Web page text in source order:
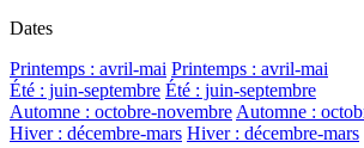
Dates
Printemps : avril-mai Printemps : avril-mai
Été : juin-septembre Été : juin-septembre
Automne : octobre-novembreAutomne :
Hiver : décembre-mars Hiver : décembre-mars